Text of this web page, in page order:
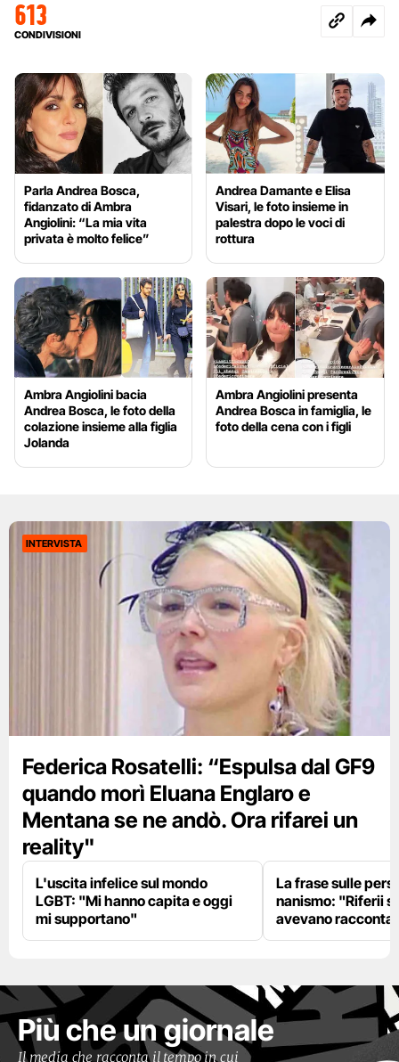
613
CONDIVISIONI
Parla Andrea Bosca,
fidanzato di Ambra
Angiolini: “La mia vita
privata è molto felice”
Andrea Damante e Elisa
Visari, le foto insieme in
palestra dopo le voci di
rottura
Ambra Angiolini bacia
Andrea Bosca, le foto della
colazione insieme alla figlia
Jolanda
Ambra Angiolini presenta
Andrea Bosca in famiglia, le
foto della cena con i figli
INTERVISTA
Federica Rosatelli: “Espulsa dal GF9
quando morì Eluana Englaro e
Mentana se ne andò. Ora rifarei un
reality"
L'uscita infelice sul mondo
LGBT: "Mi hanno capita e oggi
mi supportano"
La frase sulle
nanismo: "Riferii
avevano
Più che un giornale
Il media che racconta il tempo in cui